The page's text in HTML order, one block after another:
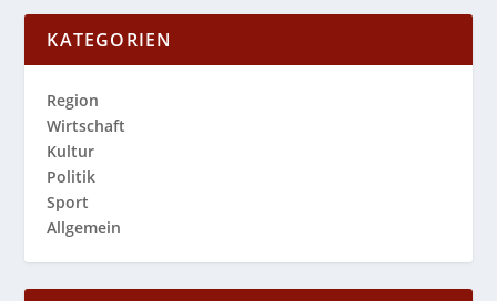
KATEGORIEN
Region
Wirtschaft
Kultur
Politik
Sport
Allgemein